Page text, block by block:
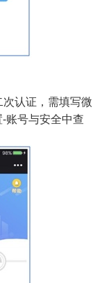
认证，需填写微
账号与安全中查